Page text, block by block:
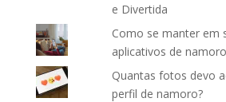
e Divertida
Como se manter em
aplicativos de namoro
Quantas fotos devo
perfil de namoro?